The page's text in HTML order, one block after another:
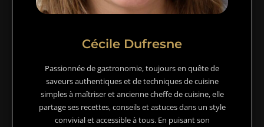
Cécile Dufresne
Passionnée de gastronomie, toujours en quête de
saveurs authentiques et de techniques de cuisine
simples à maîtriser et ancienne cheffe de cuisine, elle
partage ses recettes, conseils et astuces dans un style
convivial et accessible à tous. En puisant son